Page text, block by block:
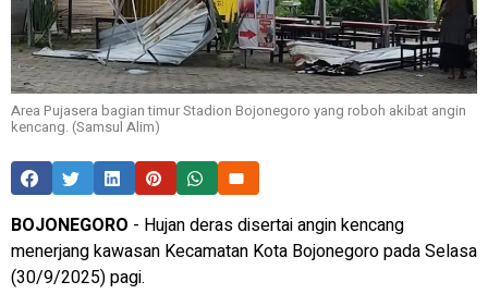
Area Pujasera bagian timur Stadion Bojonegoro yang roboh akibat angin
kencang. (Samsul Alim)
BOJONEGORO - Hujan deras disertai angin kencang
menerjang kawasan Kecamatan Kota Bojonegoro pada Selasa
(30/9/2025) pagi.